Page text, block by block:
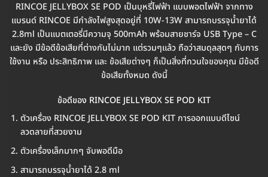
RINCOE JELLYBOX SE POD เป็นบุหรี่ไฟฟ้า แบบพอตไฟฟ้า จากทาง
แบรนด์ RINCOE มีกำลังไฟสูงสุดอยู่ที่ 10W-13W สามารถบรรจุน้ำยาได้
2.8ml เป็นแบตเตอรี่มีความจุ 500mAh พร้อมสายชาร์จ USB Type – C
และยัง มีข้อดีข้อเสียที่ต่างกันไม่มาก แต่รวมๆแล้ว ถือว่าสมดุลสุดๆ กับการ
ใช้งาน หรือ ประสิทธิภาพ และ ข้อเสียต่างๆ ก็เป็นสิ่งที่กวนใจของคุณ มีข้อดี
ข้อเสียทั้งหมด ดังนี้
ข้อดีของ RINCOE JELLYBOX SE POD KIT
ตัวเครื่อง RINCOE JELLYBOX SE POD KIT การออกแบบดีไซน์
ลวดลายที่สวยงาม
ตัวเครื่องเล็กมากๆ จับพอดีมือ
สามารถบรรจุน้ำยาได้ 2.8 ml